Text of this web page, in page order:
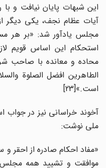
این شبهات پایان نیافت و با
آیات عظام نجف، یکی دیگر از
مجلس یادآور شد: «بر هر
استحکام این اساس قویم
محاده و معانده با صاحب
الطاهرین افضل الصلوة
است.»[23]
آخوند خراسانی نیز در
ملی نوشت:
«مفاد احکام صادره از احقر و
موافقت و تشیید همه مجلس